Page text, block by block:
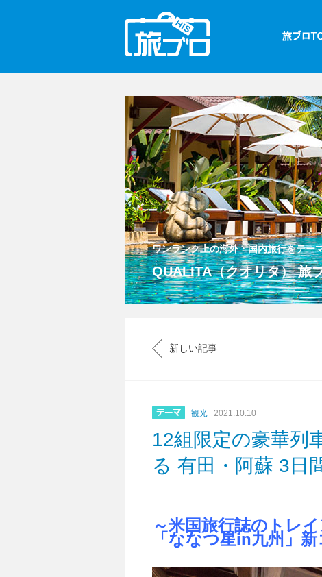
ワンランク上の海外・国内旅行をテー
QUALITA（クオリタ） 旅
新しい記事
観光 2021.10.10
12組限定の豪華列
る 有田・阿蘇 3日
～米国旅行誌のトレ
「ななつ星in九州」